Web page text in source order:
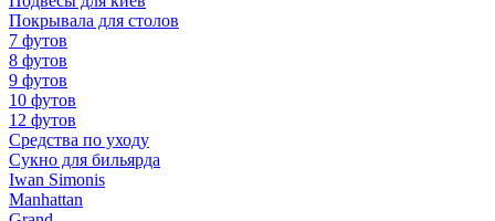
Покрывала для столов
7 футов
8 футов
9 футов
10 футов
12 футов
Средства по уходу
Сукно для бильярда
Iwan Simonis
Manhattan